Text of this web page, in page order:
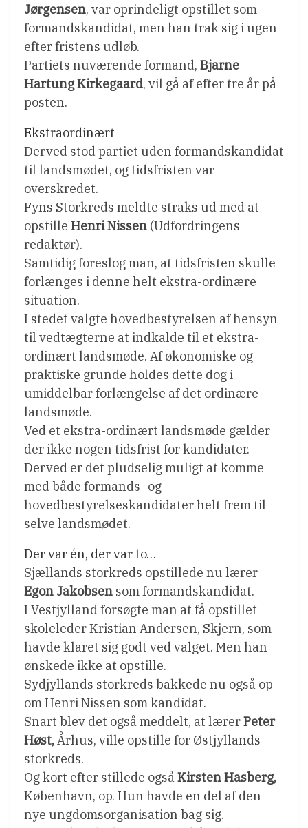
Jørgensen, var oprindeligt opstillet som
formandskandidat, men han trak sig i ugen
efter fristens udløb.
Partiets nuværende formand, Bjarne
Hartung Kirkegaard, vil gå af efter tre år på
posten.
Ekstraordinært
Derved stod partiet uden formandskandidat
til landsmødet, og tidsfristen var
overskredet.
Fyns Storkreds meldte straks ud med at
opstille Henri Nissen (Udfordringens
redaktør).
Samtidig foreslog man, at tidsfristen skulle
forlænges i denne helt ekstra-ordinære
situation.
I stedet valgte hovedbestyrelsen af hensyn
til vedtægterne at indkalde til et ekstra-
ordinært landsmøde. Af økonomiske og
praktiske grunde holdes dette dog i
umiddelbar forlængelse af det ordinære
landsmøde.
Ved et ekstra-ordinært landsmøde gælder
der ikke nogen tidsfrist for kandidater.
Derved er det pludselig muligt at komme
med både formands- og
hovedbestyrelseskandidater helt frem til
selve landsmødet.
Der var én, der var to…
Sjællands storkreds opstillede nu lærer
Egon Jakobsen som formandskandidat.
I Vestjylland forsøgte man at få opstillet
skoleleder Kristian Andersen, Skjern, som
havde klaret sig godt ved valget. Men han
ønskede ikke at opstille.
Sydjyllands storkreds bakkede nu også op
om Henri Nissen som kandidat.
Snart blev det også meddelt, at lærerPeter
Høst,Århus, ville opstille for Østjyllands
storkreds.
Og kort efter stillede ogsåKirsten Hasberg,
København, op. Hun havde en del af den
nye ungdomsorganisation bag sig.